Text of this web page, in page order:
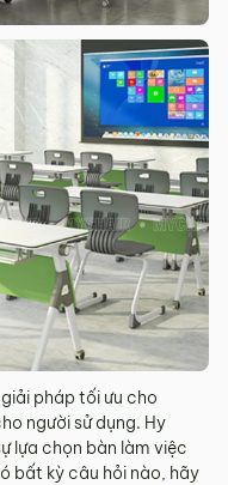
pháp tối ưu cho
người sử dụng. Hy
lựa chọn bàn làm việc
bất kỳ câu hỏi nào, hãy